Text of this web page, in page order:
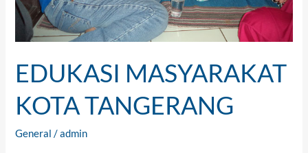
EDUKASI MASYARAKAT
KOTA TANGERANG
General /admin